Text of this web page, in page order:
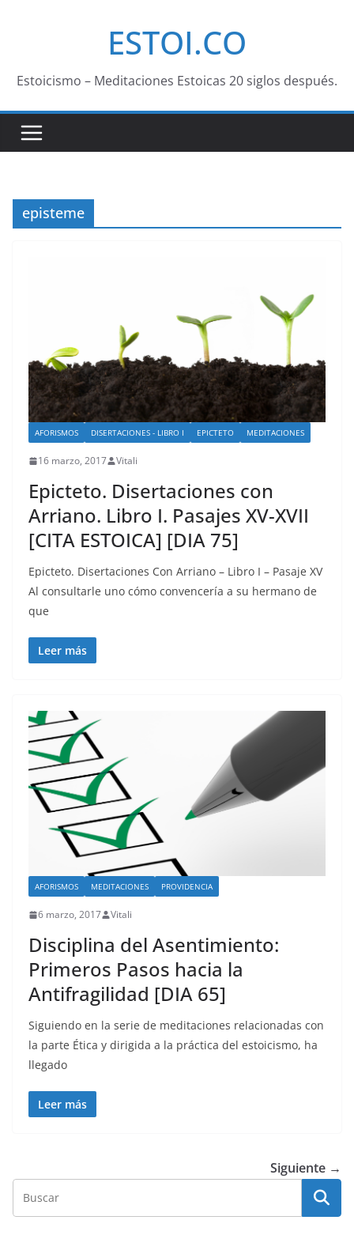
ESTOI.CO
Estoicismo – Meditaciones Estoicas 20 siglos después.
episteme
AFORISMOS DISERTACIONES - LIBRO I EPICTETO MEDITACIONES
16 marzo, 2017 Vitali
Epicteto. Disertaciones con
Arriano. Libro I. Pasajes XV-XVII
[CITA ESTOICA] [DIA 75]
Epicteto. Disertaciones Con Arriano – Libro I – Pasaje XV
Al consultarle uno cómo convencería a su hermano de
que
Leer más
AFORISMOS MEDITACIONES PROVIDENCIA
6 marzo, 2017 Vitali
Disciplina del Asentimiento:
Primeros Pasos hacia la
Antifragilidad [DIA 65]
Siguiendo en la serie de meditaciones relacionadas con
la parte Ética y dirigida a la práctica del estoicismo, ha
llegado
Leer más
Siguiente →